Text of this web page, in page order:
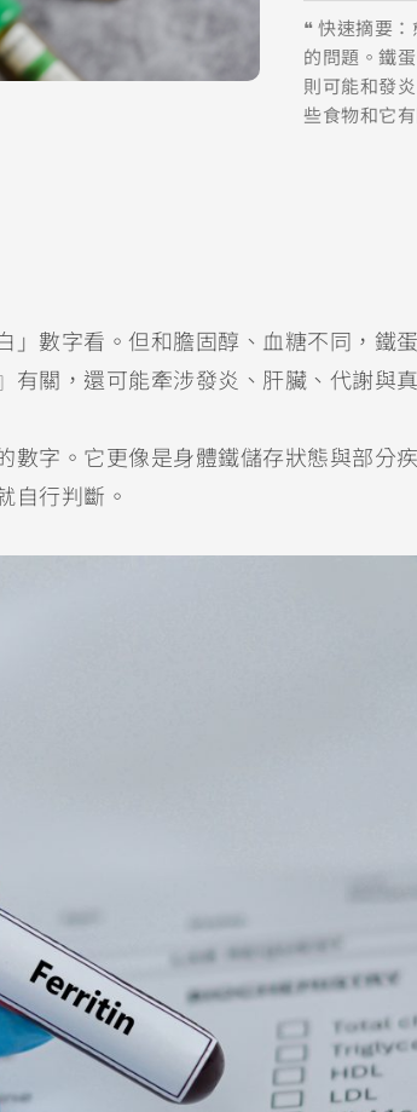
❝ 快速摘要
的問題。鐵
則可能和發
些食物和它
」數字看。但和膽固醇、血糖不同，鐵
關，還可能牽涉發炎、肝臟、代謝與
字。它更像是身體鐵儲存狀態與部分
自行判斷。